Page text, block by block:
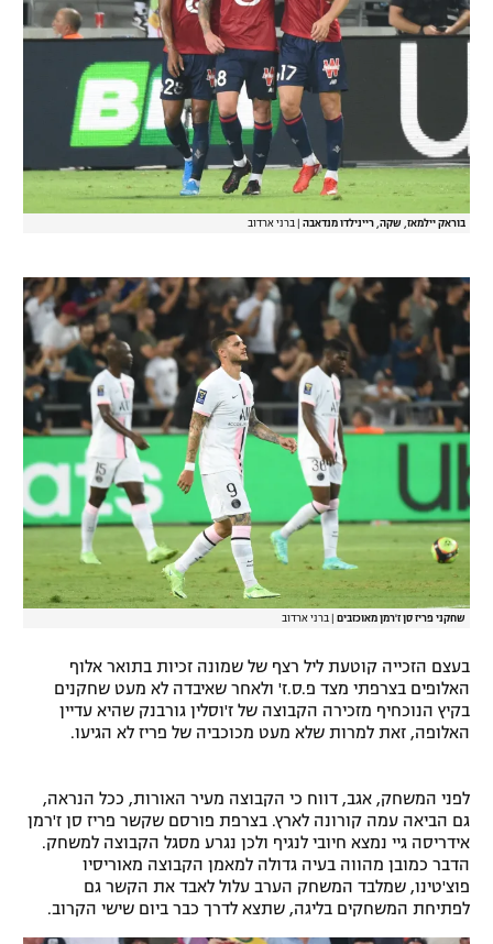
בוראק יילמאז, שקה, ריינילדו מנדאבה ברני ארדוב
שחקני פריז סן ז'רמן מאוכזבים ברני ארדוב
בעצם הזכייה קוטעת ליל רצף של שמונה זכיות בתואר אלוף
האלופים בצרפתי מצד פ.ס.ז' ולאחר שאיבדה לא מעט שחקנים
בקיץ הנוכחיף מזכירה הקבוצה של ז'וסלין גורבנק שהיא עדיין
האלופה, זאת למרות שלא מעט מכוכביה של פריז לא הגיעו.
לפני המשחק, אגב, דווח כי הקבוצה מעיר האורות, ככל הנראה,
גם הביאה עמה קורונה לארץ. בצרפת פורסם שקשר פריז סן ז'רמן
אידריסה גיי נמצא חיובי לנגיף ולכן נגרע מסגל הקבוצה למשחק.
הדבר כמובן מהווה בעיה גדולה למאמן הקבוצה מאוריסיו
פוצ'טינו, שמלבד המשחק הערב עלול לאבד את הקשר גם
לפתיחת המשחקים בליגה, שתצא לדרך כבר ביום שישי הקרוב.